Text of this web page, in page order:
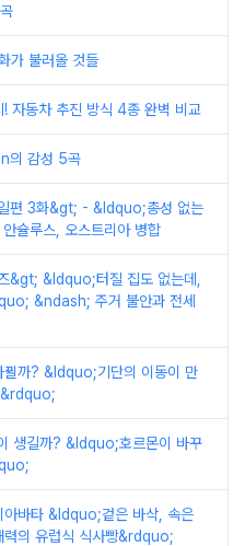
가 불러올 것들
! 자동차 추진 방식 4종 완벽 비교
의 감성 5곡
편 3화&gt; - &ldquo;총성 없는
슐루스, 오스트리아 병합
&gt; &ldquo;터질 집도 없는데,
&ndash; 주거 불안과 전세
뀔까? &ldquo;기단의 이동이 만
&rdquo;
생길까? &ldquo;호르몬이 바꾸
아바타 &ldquo;겉은 바삭, 속은
의 유럽식 식사빵&rdquo;